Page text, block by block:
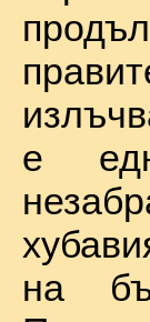
е
на